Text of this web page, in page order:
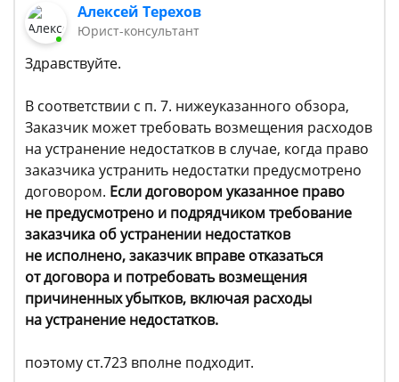
Алексей Терехов
Юрист-консультант
Здравствуйте.
В соответствии с п. 7. нижеуказанного обзора,
Заказчик может требовать возмещения расходов
на устранение недостатков в случае, когда право
заказчика устранить недостатки предусмотрено
договором. Если договором указанное право
не предусмотрено и подрядчиком требование
заказчика об устранении недостатков
не исполнено, заказчик вправе отказаться
от договора и потребовать возмещения
причиненных убытков, включая расходы
на устранение недостатков.
поэтому ст.723 вполне подходит.